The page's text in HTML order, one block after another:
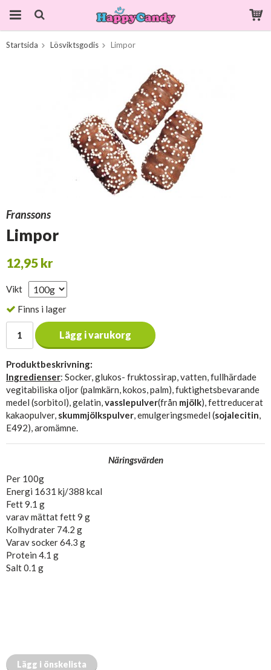
Startsida Lösviktsgodis Limpor
Franssons
Limpor
12,95 kr
Vikt
Finns i lager
Lägg i varukorg
Produktbeskrivning:
Ingredienser: Socker, glukos- fruktossirap, vatten, fullhärdade
vegitabiliska oljor (palmkärn, kokos, palm), fuktighetsbevarande
medel (sorbitol), gelatin,vasslepulver(från mjölk), fettreducerat
kakaopulver, skummjölkspulver, emulgeringsmedel (sojalecitin,
E492), aromämne.
Näringsvärden
Per 100g
Energi 1631 kj/388 kcal
Fett 9.1 g
varav mättat fett 9 g
Kolhydrater 74.2 g
Varav socker 64.3 g
Protein 4.1 g
Salt 0.1 g
Lägg i önskelista